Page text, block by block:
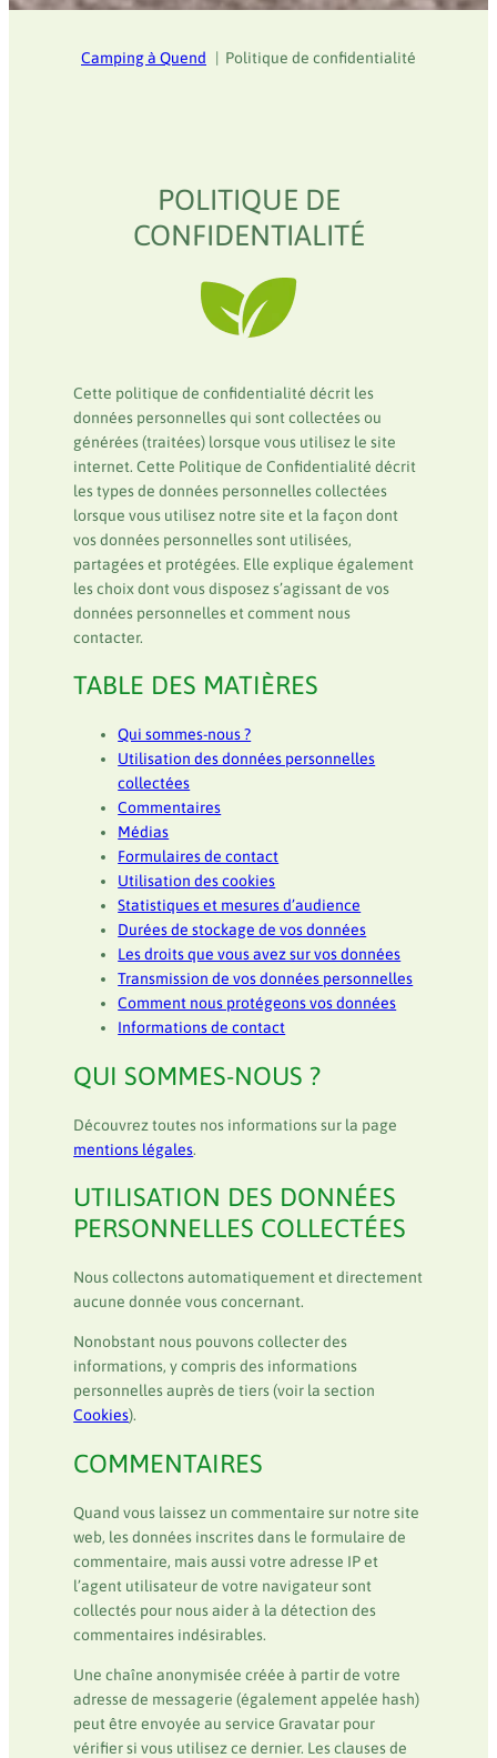
Camping à Quend Politique de confidentialité
POLITIQUE DE
CONFIDENTIALITÉ
Cette politique de confidentialité décrit les
données personnelles qui sont collectées ou
générées (traitées) lorsque vous utilisez le site
internet. Cette Politique de Confidentialité décrit
les types de données personnelles collectées
lorsque vous utilisez notre site et la façon dont
vos données personnelles sont utilisées,
partagées et protégées. Elle explique également
les choix dont vous disposez s’agissant de vos
données personnelles et comment nous
contacter.
TABLE DES MATIÈRES
Qui sommes-nous ?
Utilisation des données personnelles
collectées
Commentaires
Médias
Formulaires de contact
Utilisation des cookies
Statistiques et mesures d’audience
Durées de stockage de vos données
Les droits que vous avez sur vos données
Transmission de vos données personnelles
Comment nous protégeons vos données
Informations de contact
QUI SOMMES-NOUS ?
Découvrez toutes nos informations sur la page
mentions légales.
UTILISATION DES DONNÉES
PERSONNELLES COLLECTÉES
Nous collectons automatiquement et directement
aucune donnée vous concernant.
Nonobstant nous pouvons collecter des
informations, y compris des informations
personnelles auprès de tiers (voir la section
Cookies).
COMMENTAIRES
Quand vous laissez un commentaire sur notre site
web, les données inscrites dans le formulaire de
commentaire, mais aussi votre adresse IP et
l’agent utilisateur de votre navigateur sont
collectés pour nous aider à la détection des
commentaires indésirables.
Une chaîne anonymisée créée à partir de votre
adresse de messagerie (également appelée hash)
peut être envoyée au service Gravatar pour
vérifier si vous utilisez ce dernier. Les clauses de